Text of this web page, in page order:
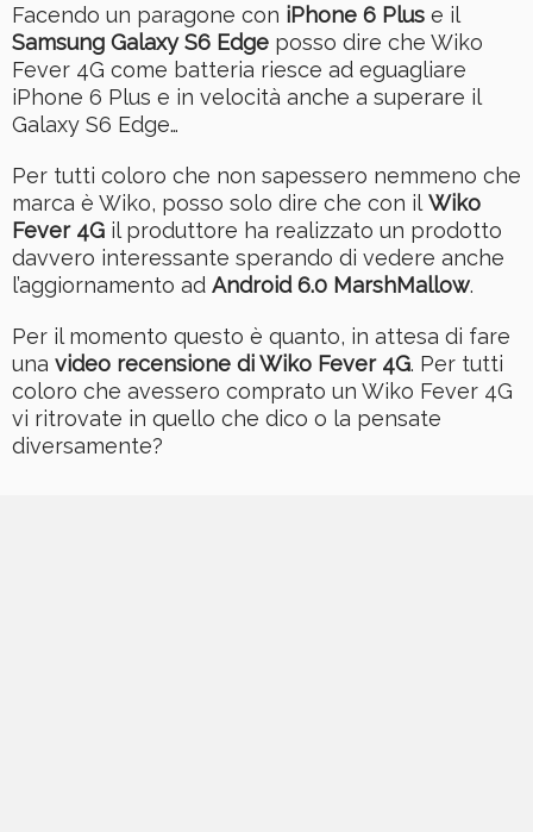
Facendo un paragone con iPhone 6 Plus e il
Samsung Galaxy S6 Edge posso dire che Wiko
Fever 4G come batteria riesce ad eguagliare
iPhone 6 Plus e in velocità anche a superare il
Galaxy S6 Edge…
Per tutti coloro che non sapessero nemmeno che
marca è Wiko, posso solo dire che con il Wiko
Fever 4G il produttore ha realizzato un prodotto
davvero interessante sperando di vedere anche
l’aggiornamento ad Android 6.0 MarshMallow.
Per il momento questo è quanto, in attesa di fare
una video recensione di Wiko Fever 4G. Per tutti
coloro che avessero comprato un Wiko Fever 4G
vi ritrovate in quello che dico o la pensate
diversamente?